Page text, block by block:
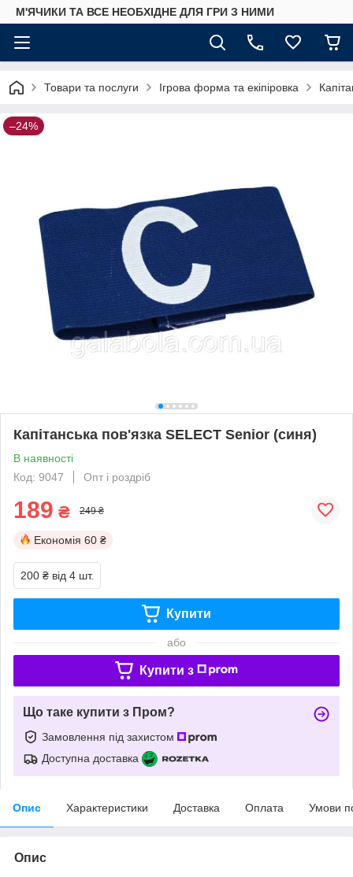
М'ЯЧИКИ ТА ВСЕ НЕОБХІДНЕ ДЛЯ ГРИ З НИМИ
Товари та послуги Ігрова форма та екіпіровка
–24%
Капітанська пов'язка SELECT Senior (синя)
В наявності
Код: 9047
Опт і роздріб
189 ₴ 249 ₴
Економія 60 ₴
200 ₴ від 4 шт.
Купити
або
Купити з
Що таке купити з Пром?
Замовлення під захистом
Доступна доставка
Опис Характеристики Доставка Оплата Умови
Опис